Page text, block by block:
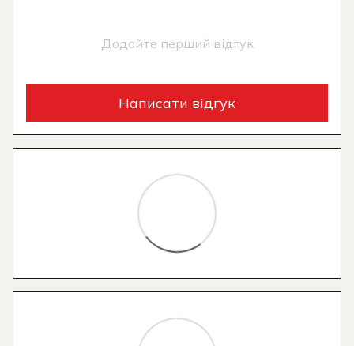
Додайте перший відгук
Написати відгук